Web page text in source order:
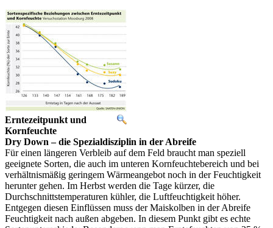
Erntezeitpunkt und
Kornfeuchte
Dry Down – die Spezialdisziplin in der Abreife
Für einen längeren Verbleib auf dem Feld braucht man speziell
geeignete Sorten, die auch im unteren Kornfeuchtebereich und bei
verhältnismäßig geringem Wärmeangebot noch in der Feuchtigkeit
herunter gehen. Im Herbst werden die Tage kürzer, die
Durchschnittstemperaturen kühler, die Luftfeuchtigkeit höher.
Entgegen diesen Einflüssen muss der Maiskolben in der Abreife
Feuchtigkeit nach außen abgeben. In diesem Punkt gibt es echte